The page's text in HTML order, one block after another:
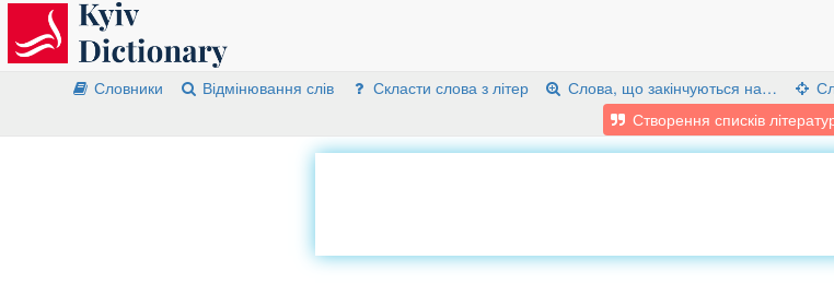
Словники Відмінювання слів Скласти слова з літер Слова, що закінчуються на…
Створення списків